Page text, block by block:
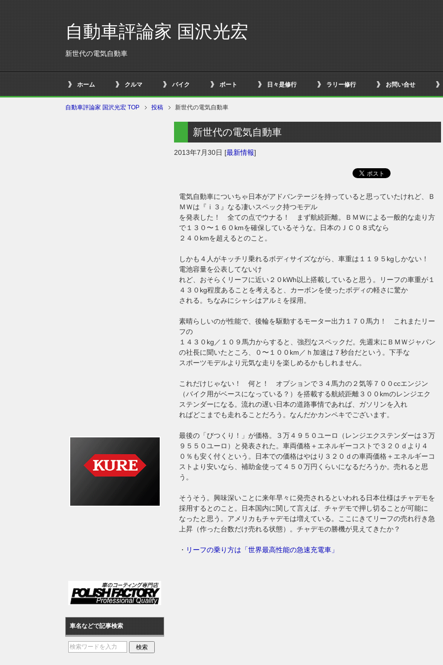
自動車評論家 国沢光宏
新世代の電気自動車
ホーム クルマ バイク ボート 日々是修行 ラリー修行 お問い合せ
自動車評論家 国沢光宏 TOP 投稿 新世代の電気自動車
新世代の電気自動車
2013年7月30日 [最新情報]
電気自動車についちゃ日本がアドバンテージを持っていると思っていたけれど、Ｂ
ＭＷは『ｉ３』なる凄いスペック持つモデル
を発表した！ 全ての点でウナる！ まず航続距離。ＢＭＷによる一般的な走り方
で１３０〜１６０kmを確保しているそうな。日本のＪＣ０８式なら
２４０kmを超えるとのこと。
しかも４人がキッチリ乗れるボディサイズながら、車重は１１９５kgしかない！
電池容量を公表してないけ
れど、おそらくリーフに近い２０kWh以上搭載していると思う。リーフの車重が１
４３０kg程度あることを考えると、カーボンを使ったボディの軽さに驚か
される。ちなみにシャシはアルミを採用。
素晴らしいのが性能で、後輪を駆動するモーター出力１７０馬力！ これまたリー
フの
１４３０kg／１０９馬力からすると、強烈なスペックだ。先週末にＢＭＷジャパン
の社長に聞いたところ、０〜１００km／ｈ加速は７秒台だという。下手な
スポーツモデルより元気な走りを楽しめるかもしれません。
これだけじゃない！ 何と！ オプションで３４馬力の２気等７００ccエンジン
（バイク用がベースになっている？）を搭載する航続距離３００kmのレンジエク
ステンダーになる。流れの遅い日本の道路事情であれば、ガソリンを入れ
ればどこまでも走れることだろう。なんだかカンペキでございます。
最後の「びつくり！」が価格。３万４９５０ユーロ（レンジエクステンダーは３万
９５５０ユーロ）と発表された。車両価格＋エネルギーコストで３２０ｄより４
０％も安く付くという。日本での価格はやはり３２０ｄの車両価格＋エネルギーコ
ストより安いなら、補助金使って４５０万円くらいになるだろうか。売れると思
う。
そうそう。興味深いことに来年早々に発売されるといわれる日本仕様はチャデモを
採用するとのこと。日本国内に関して言えば、チャデモで押し切ることが可能に
なったと思う。アメリカもチャデモは増えている。ここにきてリーフの売れ行き急
上昇（作った台数だけ売れる状態）。チャデモの勝機が見えてきたか？
・ リーフの乗り方は「世界最高性能の急速充電車」
車名などで記事検索